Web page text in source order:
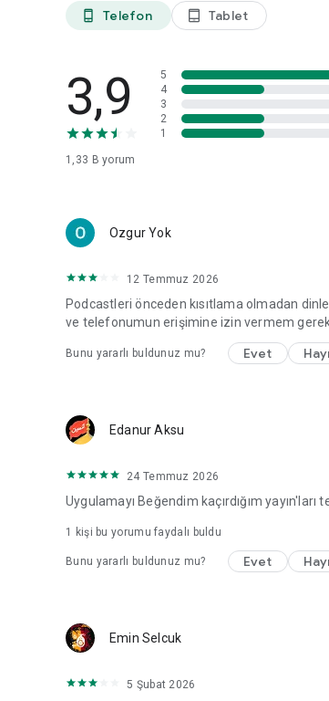
phone_android Telefon tablet_android Tablet
3,9
1,33 B yorum
5
4
3
2
1
Ozgur Yok
12 Temmuz 2026
Podcastleri önceden kısıtlama olmadan
ve telefonumun erişimine izin vermem
Bunu yararlı buldunuz mu? Evet
Edanur Aksu
24 Temmuz 2026
Uygulamayı Beğendim kaçırdığım
1 kişi bu yorumu faydalı buldu
Bunu yararlı buldunuz mu? Evet
Emin Selcuk
5 Şubat 2026